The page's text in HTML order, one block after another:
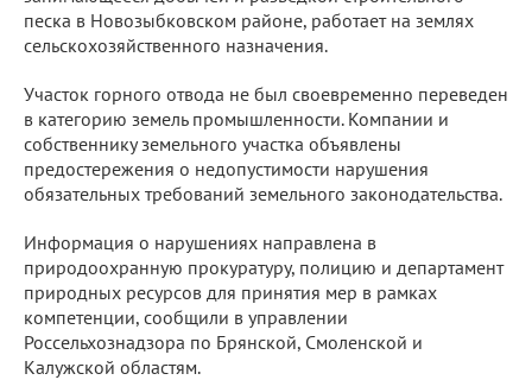
песка в Новозыбковском районе, работает на землях
сельскохозяйственного назначения.
Участок горного отвода не был своевременно переведен
в категорию земель промышленности. Компании и
собственнику земельного участка объявлены
предостережения о недопустимости нарушения
обязательных требований земельного законодательства.
Информация о нарушениях направлена в
природоохранную прокуратуру, полицию и департамент
природных ресурсов для принятия мер в рамках
компетенции, сообщили в управлении
Россельхознадзора по Брянской, Смоленской и
Калужской областям.